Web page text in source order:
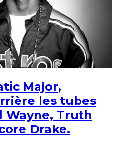
Major,
les tubes
Wayne, Truth
Drake.